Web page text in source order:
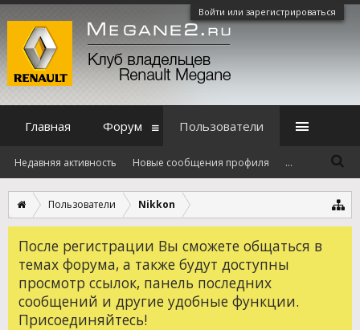
Войти или зарегистрироваться
Пользователи Nikkon
После регистрации Вы сможете общаться в
темах форума, а также будут доступны
просмотр ссылок, панель последних
сообщений и другие удобные функции.
Присоединяйтесь!
Главная Форум Пользователи
Недавняя активность Новые сообщения профиля ...